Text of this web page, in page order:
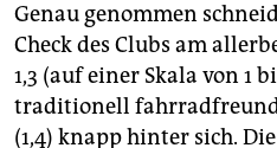
Genau genommen
Check des Clubs am
1,3 (auf einer Skala von 1
traditionell
(1,4) knapp hinter sich.